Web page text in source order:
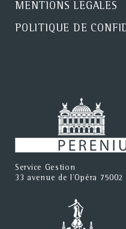
MENTIONS LÉGALES
POLITIQUE DE
Service Gestion
33 avenue de l'Opéra 75002